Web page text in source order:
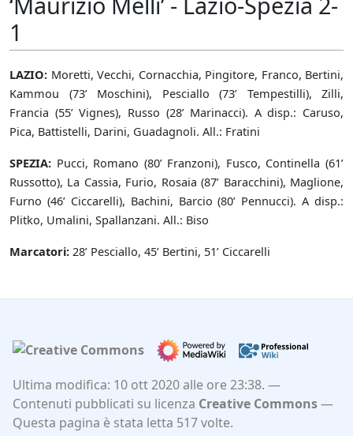
1
LAZIO: Moretti, Vecchi, Cornacchia, Pingitore, Franco, Bertini,
Kammou (73’ Moschini), Pesciallo (73’ Tempestilli), Zilli,
Francia (55’ Vignes), Russo (28’ Marinacci). A disp.: Caruso,
Pica, Battistelli, Darini, Guadagnoli. All.: Fratini
SPEZIA: Pucci, Romano (80’ Franzoni), Fusco, Continella (61’
Russotto), La Cassia, Furio, Rosaia (87’ Baracchini), Maglione,
Furno (46’ Ciccarelli), Bachini, Barcio (80’ Pennucci). A disp.:
Plitko, Umalini, Spallanzani. All.: Biso
Marcatori: 28’ Pesciallo, 45’ Bertini, 51’ Ciccarelli
Ultima modifica: 10 ott 2020 alle ore 23:38.
Contenuti pubblicati su licenza Creative Commons
Questa pagina è stata letta 517 volte.